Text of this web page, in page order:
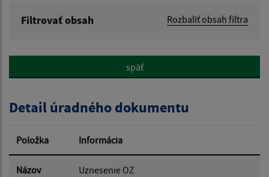
Filtrovať obsah Rozbaliť obsah filtra
Popis:
Dátum zverejnenia od:
Dátum zverejnenia do:
späť
Detail úradného dokumentu
Položka Informácia
Názov Uznesenie OZ